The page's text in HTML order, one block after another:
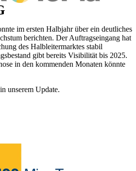
im ersten Halbjahr über ein deutliches
berichten. Der Auftragseingang hat
des Halbleitermarktes stabil
gibt bereits Visibilität bis 2025.
in den kommenden Monaten könnte
unserem Update.